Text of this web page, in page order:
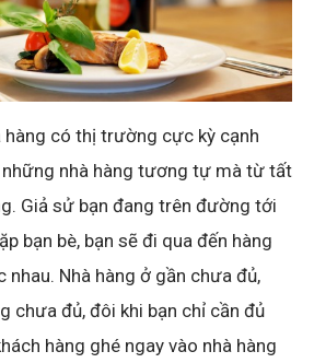
hàng có thị trường cực kỳ cạnh
nhà hàng tương tự mà từ tất
Giả sử bạn đang trên đường tới
bạn bè, bạn sẽ đi qua đến hàng
nhau. Nhà hàng ở gần chưa đủ,
chưa đủ, đôi khi bạn chỉ cần đủ
hàng ghé ngay vào nhà hàng